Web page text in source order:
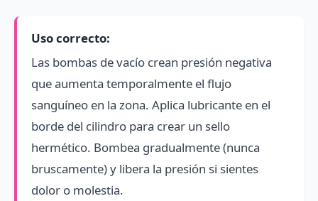
Uso correcto:
Las bombas de vacío crean presión negativa
que aumenta temporalmente el flujo
sanguíneo en la zona. Aplica lubricante en el
borde del cilindro para crear un sello
hermético. Bombea gradualmente (nunca
bruscamente) y libera la presión si sientes
dolor o molestia.